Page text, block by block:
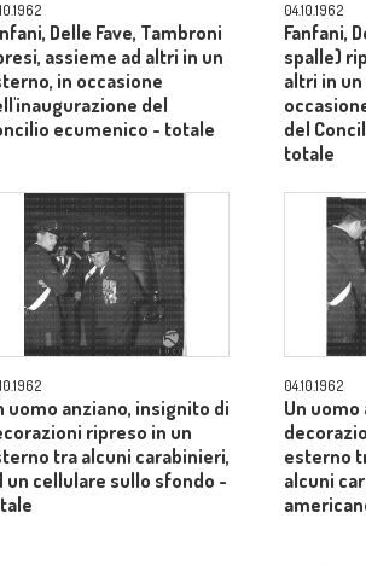
Delle Fave, Tambroni
assieme ad altri in un
in occasione
del
ecumenico - totale
04.10.1962
Fanfani,
spalle)
altri in
del
totale
uomo anziano, insignito di
ripreso in un
tra alcuni carabinieri,
un cellulare sullo sfondo -
04.10.1962
Un
esterno
alcuni